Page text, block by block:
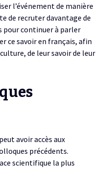
l’événement de manière
de recruter davantage de
pour continuer à parler
ce savoir en français, afin
de leur savoir de leur
avoir accès aux
précédents.
scientifique la plus